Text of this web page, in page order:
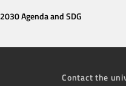
2030 Agenda and SDG
Contact the